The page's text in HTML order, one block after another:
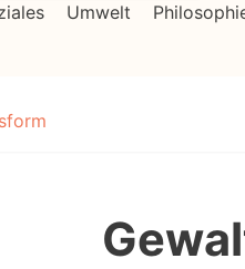
Umwelt